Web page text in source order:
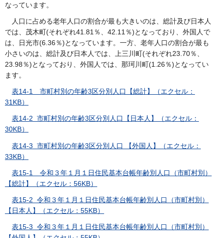
なっています。
人口に占める老年人口の割合が最も大きいのは、総計及び日本人
では、茂木町(それぞれ41.81％、42.11％)となっており、外国人で
は、日光市(6.36％)となっています。一方、老年人口の割合が最も
小さいのは、総計及び日本人では、上三川町(それぞれ23.70％、
23.98％)となっており、外国人では、那珂川町(1.26％)となってい
ます。
表14-1 市町村別の年齢3区分別人口【総計】（エクセル：
31KB）
表14-2 市町村別の年齢3区分別人口【日本人】（エクセル：
30KB）
表14-3 市町村別の年齢3区分別人口 【外国人】（エクセル：
33KB）
表15-1 令和３年１月１日住民基本台帳年齢別人口（市町村別）
【総計】（エクセル：56KB）
表15-2 令和３年１月１日住民基本台帳年齢別人口（市町村別）
【日本人】（エクセル：55KB）
表15-3 令和３年１月１日住民基本台帳年齢別人口（市町村別）